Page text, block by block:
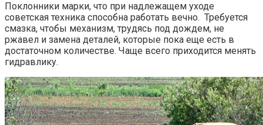
Поклонники марки, что при надлежащем уходе
советская техника способна работать вечно. Требуется
смазка, чтобы механизм, трудясь под дождем, не
ржавел и замена деталей, которые пока еще есть в
достаточном количестве. Чаще всего приходится менять
гидравлику.